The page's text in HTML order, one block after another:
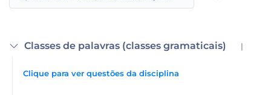
Classes de palavras (classes gramaticais) |
Clique para ver questões da disciplina